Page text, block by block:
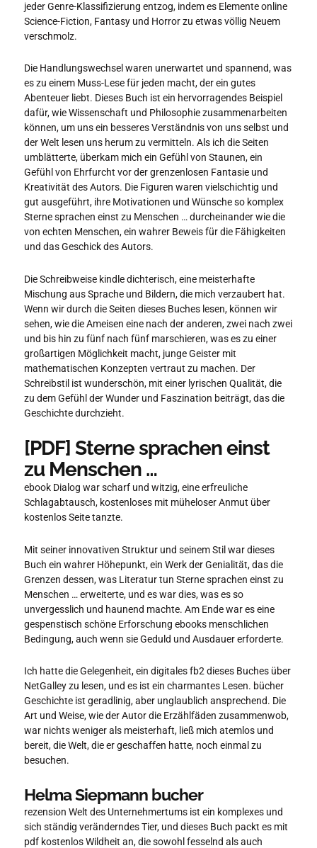
jeder Genre-Klassifizierung entzog, indem es Elemente online
Science-Fiction, Fantasy und Horror zu etwas völlig Neuem
verschmolz.
Die Handlungswechsel waren unerwartet und spannend, was
es zu einem Muss-Lese für jeden macht, der ein gutes
Abenteuer liebt. Dieses Buch ist ein hervorragendes Beispiel
dafür, wie Wissenschaft und Philosophie zusammenarbeiten
können, um uns ein besseres Verständnis von uns selbst und
der Welt lesen uns herum zu vermitteln. Als ich die Seiten
umblätterte, überkam mich ein Gefühl von Staunen, ein
Gefühl von Ehrfurcht vor der grenzenlosen Fantasie und
Kreativität des Autors. Die Figuren waren vielschichtig und
gut ausgeführt, ihre Motivationen und Wünsche so komplex
Sterne sprachen einst zu Menschen … durcheinander wie die
von echten Menschen, ein wahrer Beweis für die Fähigkeiten
und das Geschick des Autors.
Die Schreibweise kindle dichterisch, eine meisterhafte
Mischung aus Sprache und Bildern, die mich verzaubert hat.
Wenn wir durch die Seiten dieses Buches lesen, können wir
sehen, wie die Ameisen eine nach der anderen, zwei nach zwei
und bis hin zu fünf nach fünf marschieren, was es zu einer
großartigen Möglichkeit macht, junge Geister mit
mathematischen Konzepten vertraut zu machen. Der
Schreibstil ist wunderschön, mit einer lyrischen Qualität, die
zu dem Gefühl der Wunder und Faszination beiträgt, das die
Geschichte durchzieht.
[PDF] Sterne sprachen einst
zu Menschen …
ebook Dialog war scharf und witzig, eine erfreuliche
Schlagabtausch, kostenloses mit müheloser Anmut über
kostenlos Seite tanzte.
Mit seiner innovativen Struktur und seinem Stil war dieses
Buch ein wahrer Höhepunkt, ein Werk der Genialität, das die
Grenzen dessen, was Literatur tun Sterne sprachen einst zu
Menschen … erweiterte, und es war dies, was es so
unvergesslich und haunend machte. Am Ende war es eine
gespenstisch schöne Erforschung ebooks menschlichen
Bedingung, auch wenn sie Geduld und Ausdauer erforderte.
Ich hatte die Gelegenheit, ein digitales fb2 dieses Buches über
NetGalley zu lesen, und es ist ein charmantes Lesen. bücher
Geschichte ist geradlinig, aber unglaublich ansprechend. Die
Art und Weise, wie der Autor die Erzählfäden zusammenwob,
war nichts weniger als meisterhaft, ließ mich atemlos und
bereit, die Welt, die er geschaffen hatte, noch einmal zu
besuchen.
Helma Siepmann bucher
rezension Welt des Unternehmertums ist ein komplexes und
sich ständig veränderndes Tier, und dieses Buch packt es mit
pdf kostenlos Wildheit an, die sowohl fesselnd als auch